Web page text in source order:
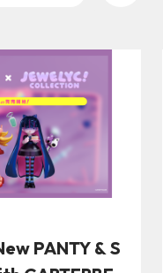
PANTY & S